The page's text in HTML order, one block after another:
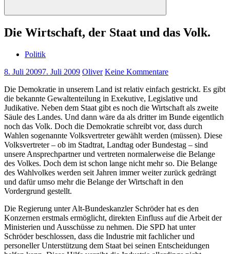
Suchen
Die Wirtschaft, der Staat und das Volk.
Politik
8. Juli 20097. Juli 2009 Oliver Keine Kommentare
Die Demokratie in unserem Land ist relativ einfach gestrickt. Es gibt
die bekannte Gewaltenteilung in Exekutive, Legislative und
Judikative. Neben dem Staat gibt es noch die Wirtschaft als zweite
Säule des Landes. Und dann wäre da als dritter im Bunde eigentlich
noch das Volk. Doch die Demokratie schreibt vor, dass durch
Wahlen sogenannte Volksvertreter gewählt werden (müssen). Diese
Volksvertreter – ob im Stadtrat, Landtag oder Bundestag – sind
unsere Ansprechpartner und vertreten normalerweise die Belange
des Volkes. Doch dem ist schon lange nicht mehr so. Die Belange
des Wahlvolkes werden seit Jahren immer weiter zurück gedrängt
und dafür umso mehr die Belange der Wirtschaft in den
Vordergrund gestellt.
Die Regierung unter Alt-Bundeskanzler Schröder hat es den
Konzernen erstmals ermöglicht, direkten Einfluss auf die Arbeit der
Ministerien und Ausschüsse zu nehmen. Die SPD hat unter
Schröder beschlossen, dass die Industrie mit fachlicher und
personeller Unterstützung dem Staat bei seinen Entscheidungen